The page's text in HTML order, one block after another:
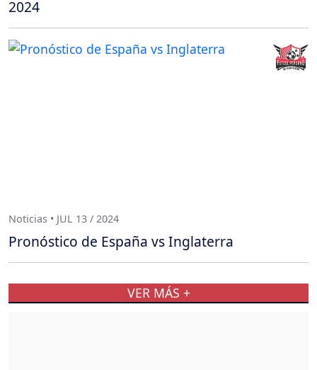
2024
Noticias • JUL 13 / 2024
Pronóstico de España vs Inglaterra
VER MÁS +